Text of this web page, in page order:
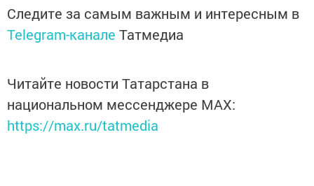
Следите за самым важным и интересным в
Telegram-канале Татмедиа
Читайте новости Татарстана в
национальном мессенджере MАХ:
https://max.ru/tatmedia